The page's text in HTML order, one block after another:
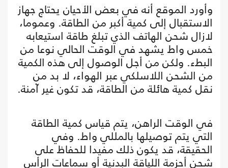
وأورد الموقع أنه في بعض الأحيان يحتاج جهاز
الاستقبال إلى كمية أكبر من الطاقة. وعموما،
لازال شحن الهاتف الذي تبلغ طاقة استيعابه
خمس واط يشهد في الوقت الحالي نوعا من
البطء. ولكن من أجل الوصول إلى هذه الكمية
من الشحن اللاسلكي عبر الهواء، لا بد من
نقل كمية هائلة من الطاقة، قد تكون غير آمنة.
في الوقت الراهن، يتم قياس كمية الطاقة
التي يتم توصيلها بالمللي واط. وفي
الحقيقة، قد يكون ذلك مفيدا للحفاظ على
شحن أحزمة اللياقة البدنية أو سماعات الرأس